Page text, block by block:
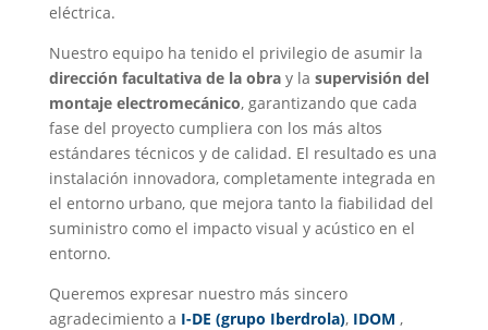
eléctrica.
Nuestro equipo ha tenido el privilegio de asumir la
dirección facultativa de la obray la supervisión del
montaje electromecánico, garantizando que cada
fase del proyecto cumpliera con los más altos
estándares técnicos y de calidad. El resultado es una
instalación innovadora, completamente integrada en
el entorno urbano, que mejora tanto la fiabilidad del
suministro como el impacto visual y acústico en el
entorno.
Queremos expresar nuestro más sincero
agradecimiento a I-DE (grupo Iberdrola), IDOM ,